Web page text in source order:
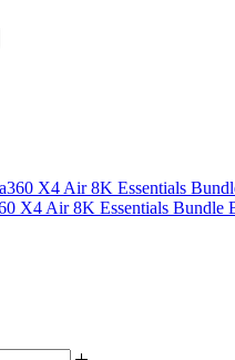
X4 Air 8K Essentials Bundle